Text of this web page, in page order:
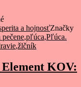
a hojnosťZnačky
pečene,pľúca,Pľúca.
,žlčník
KOV: